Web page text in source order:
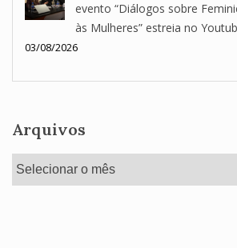
evento “Diálogos sobre
às Mulheres” estreia no
03/08/2026
Arquivos
Arquivos